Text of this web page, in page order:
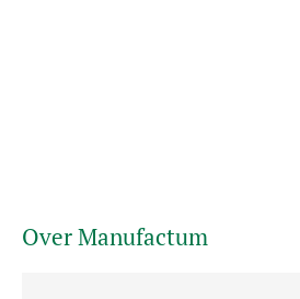
Over Manufactum